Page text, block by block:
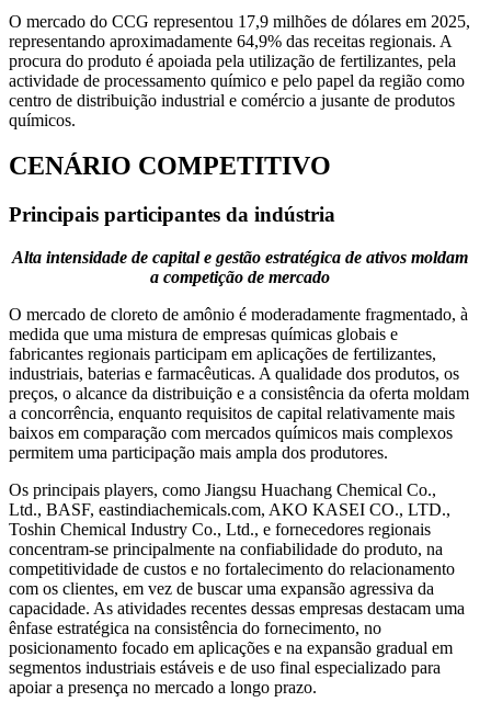
O mercado do CCG representou 17,9 milhões de dólares em 2025,
representando aproximadamente 64,9% das receitas regionais. A
procura do produto é apoiada pela utilização de fertilizantes, pela
actividade de processamento químico e pelo papel da região como
centro de distribuição industrial e comércio a jusante de produtos
químicos.
CENÁRIO COMPETITIVO
Principais participantes da indústria
Alta intensidade de capital e gestão estratégica de ativos moldam
a competição de mercado
O mercado de cloreto de amônio é moderadamente fragmentado, à
medida que uma mistura de empresas químicas globais e
fabricantes regionais participam em aplicações de fertilizantes,
industriais, baterias e farmacêuticas. A qualidade dos produtos, os
preços, o alcance da distribuição e a consistência da oferta moldam
a concorrência, enquanto requisitos de capital relativamente mais
baixos em comparação com mercados químicos mais complexos
permitem uma participação mais ampla dos produtores.
Os principais players, como Jiangsu Huachang Chemical Co.,
Ltd., BASF, eastindiachemicals.com, AKO KASEI CO., LTD.,
Toshin Chemical Industry Co., Ltd., e fornecedores regionais
concentram-se principalmente na confiabilidade do produto, na
competitividade de custos e no fortalecimento do relacionamento
com os clientes, em vez de buscar uma expansão agressiva da
capacidade. As atividades recentes dessas empresas destacam uma
ênfase estratégica na consistência do fornecimento, no
posicionamento focado em aplicações e na expansão gradual em
segmentos industriais estáveis ​​e de uso final especializado para
apoiar a presença no mercado a longo prazo.